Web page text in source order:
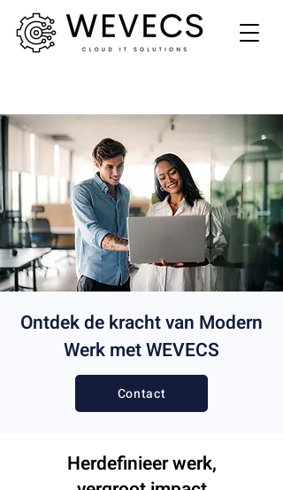
Ontdek de kracht van Modern
Werk met WEVECS
Contact
Herdefinieer werk,